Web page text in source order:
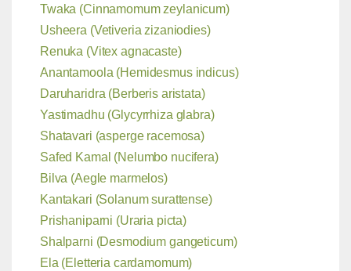
Twaka (Cinnamomum zeylanicum)
Usheera (Vetiveria zizaniodies)
Renuka (Vitex agnacaste)
Anantamoola (Hemidesmus indicus)
Daruharidra (Berberis aristata)
Yastimadhu (Glycyrrhiza glabra)
Shatavari (asperge racemosa)
Safed Kamal (Nelumbo nucifera)
Bilva (Aegle marmelos)
Kantakari (Solanum surattense)
Prishaniparni (Uraria picta)
Shalparni (Desmodium gangeticum)
Ela (Eletteria cardamomum)